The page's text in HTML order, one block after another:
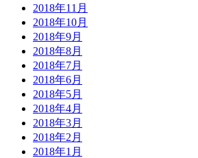
2018年11月
2018年10月
2018年9月
2018年8月
2018年7月
2018年6月
2018年5月
2018年4月
2018年3月
2018年2月
2018年1月